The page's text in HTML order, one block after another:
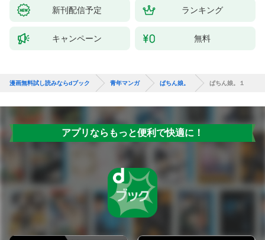
新刊配信予定 ランキング
キャンペーン 無料
漫画無料試し読みならdブック 青年マンガ ぱちん娘。 ぱちん娘。１
アプリならもっと便利で快適に！